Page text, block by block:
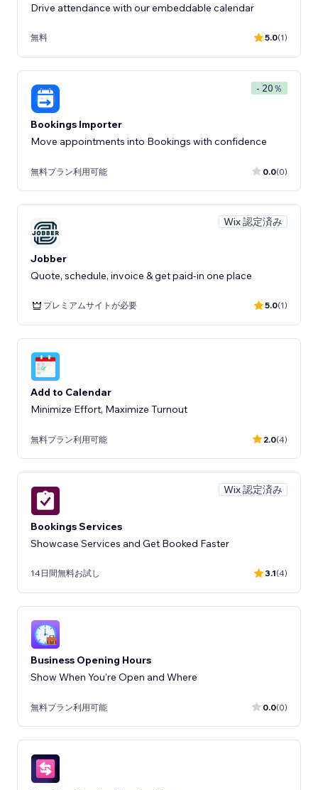
Drive attendance with our embeddable calendar
無料 5.0(1)
- 20％
Bookings Importer
Move appointments into Bookings with confidence
無料プラン利用可能 0.0(0)
Wix 認定済み
Jobber
Quote, schedule, invoice & get paid-in one place
プレミアムサイトが必要 5.0(1)
Add to Calendar
Minimize Effort, Maximize Turnout
無料プラン利用可能 2.0(4)
Wix 認定済み
Bookings Services
Showcase Services and Get Booked Faster
14日間無料お試し 3.1(4)
Business Opening Hours
Show When You're Open and Where
無料プラン利用可能 0.0(0)